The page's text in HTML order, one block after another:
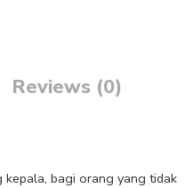
Reviews (0)
bagi orang yang tidak